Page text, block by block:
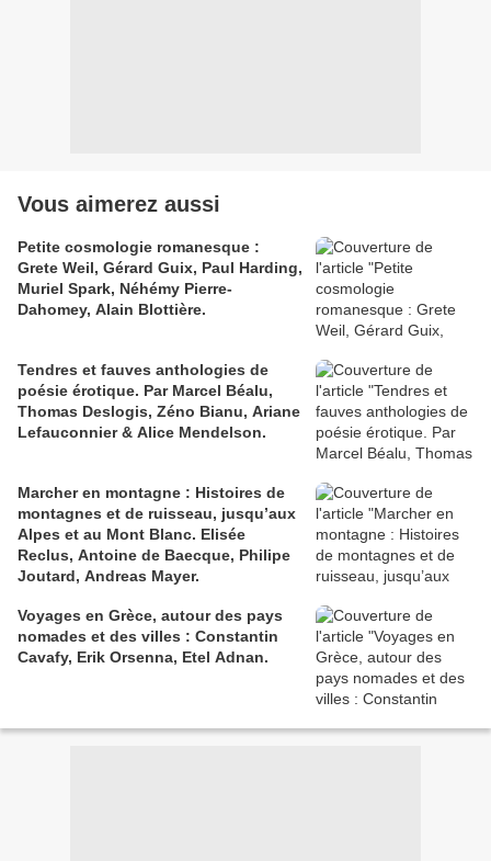
Vous aimerez aussi
Petite cosmologie romanesque :
Grete Weil, Gérard Guix, Paul Harding,
Muriel Spark, Néhémy Pierre-
Dahomey, Alain Blottière.
Tendres et fauves anthologies de
poésie érotique. Par Marcel Béalu,
Thomas Deslogis, Zéno Bianu, Ariane
Lefauconnier & Alice Mendelson.
Marcher en montagne : Histoires de
montagnes et de ruisseau, jusqu’aux
Alpes et au Mont Blanc. Elisée
Reclus, Antoine de Baecque, Philipe
Joutard, Andreas Mayer.
Voyages en Grèce, autour des pays
nomades et des villes : Constantin
Cavafy, Erik Orsenna, Etel Adnan.